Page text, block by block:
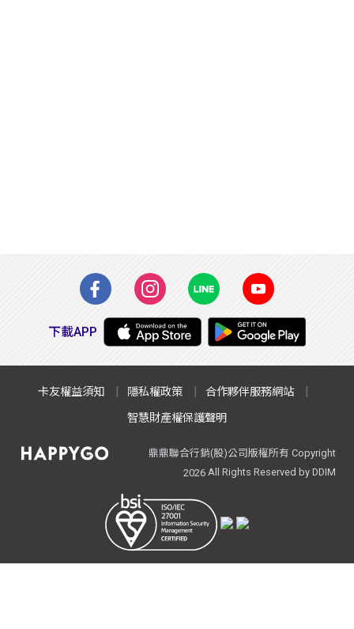
下載APP
卡友權益須知 隱私權政策
合作夥伴服務網站
智慧財產權保護聲明
鼎鼎聯合行銷(股)公司版權所有 Copyright
2026All Rights Reserved by DDIM